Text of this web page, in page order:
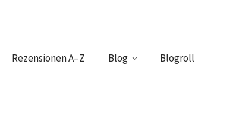
Rezensionen A–Z Blog Blogroll